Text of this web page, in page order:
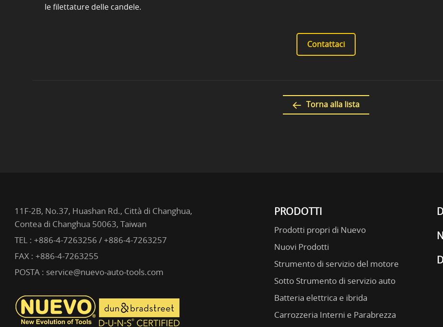
le filettature delle candele.
Contattaci
Torna alla lista
PRODOTTI
Prodotti propri di Nuevo
Nuovi Prodotti
Strumento di servizio del motore
Sotto Strumento di servizio auto
Batteria elettrica e ibrida
Carrozzeria Interni e Parabrezza
11F-2B, No.37, Huashan Rd., Città di Changhua,
Contea di Changhua 50063, Taiwan
TEL : +886-4-7263256 / +886-4-7263257
FAX : +886-4-7263255
POSTA : service@nuevo-auto-tools.com